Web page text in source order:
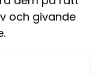
och givande